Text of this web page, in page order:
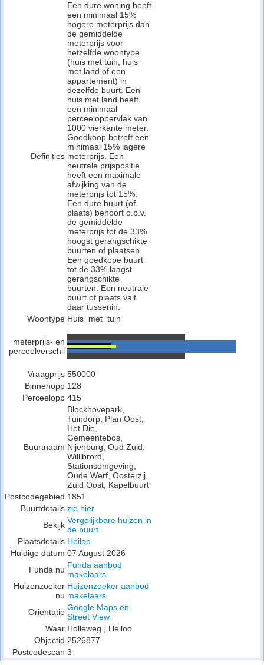
Definities
Een dure woning heeft
een minimaal 15%
hogere meterprijs dan
de gemiddelde
meterprijs voor
hetzelfde woontype
(huis met tuin, huis
met land of een
appartement) in
dezelfde buurt. Een
huis met land heeft
een minimaal
perceeloppervlak van
1000 vierkante meter.
Goedkoop betreft een
minimaal 15% lagere
meterprijs. Een
neutrale prijspositie
heeft een maximale
afwijking van de
meterprijs tot 15%.
Een dure buurt (of
plaats) behoort o.b.v.
de gemiddelde
meterprijs tot de 33%
hoogst gerangschikte
buurten of plaatsen.
Een goedkope buurt
tot de 33% laagst
gerangschikte
buurten. Een neutrale
buurt of plaats valt
daar tussenin.
Woontype Huis_met_tuin
meterprijs- en
perceelverschil
Vraagprijs 550000
Binnenopp 128
Perceelopp 415
Buurtnaam
Blockhovepark,
Tuindorp, Plan Oost,
Het Die,
Gemeentebos,
Nijenburg, Oud Zuid,
Willibrord,
Stationsomgeving,
Oude Werf, Oosterzij,
Zuid Oost, Kapelbuurt
Postcodegebied 1851
Buurtdetails zie hier
Bekijk Vergelijkbare huizen in
de buurt
Plaatsdetails Heiloo
Huidige datum 07 August 2026
Funda nu Funda aanbod
makelaars
Huizenzoeker
nu
Huizenzoeker aanbod
makelaars
Orientatie Google Maps en
Street View
Waar Holleweg , Heiloo
Objectid 2526877
Postcodescan 3